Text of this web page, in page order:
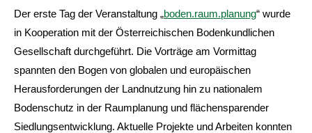
Der erste Tag der Veranstaltung „boden.raum.planung“ wurde
in Kooperation mit der Österreichischen Bodenkundlichen
Gesellschaft durchgeführt. Die Vorträge am Vormittag
spannten den Bogen von globalen und europäischen
Herausforderungen der Landnutzung hin zu nationalem
Bodenschutz in der Raumplanung und flächensparender
Siedlungsentwicklung. Aktuelle Projekte und Arbeiten konnten